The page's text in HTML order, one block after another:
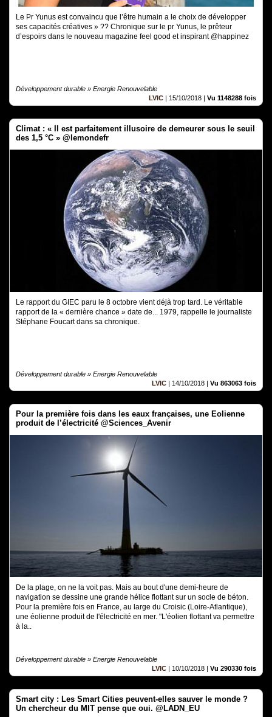
Le Pr Yunus est convaincu que l’être humain a le choix de développer
ses capacités créatives » ?? Chronique sur le pr Yunus, le prêteur
d’espoirs dans le nouveau magazine feel good et inspirant @happinez
Développement durable » Energie Renouvelable
LVIC | 15/10/2018 | Vu 1148288 fois
Climat : « Il est parfaitement illusoire de demeurer sous le seuil
des 1,5 °C » @lemondefr
Le rapport du GIEC paru le 8 octobre vient déjà trop tard. Le véritable
rapport de la « dernière chance » date de... 1979, rappelle le journaliste
Stéphane Foucart dans sa chronique.
Développement durable » Energie Renouvelable
LVIC | 14/10/2018 | Vu 863063 fois
Pour la première fois dans les eaux françaises, une Eolienne
produit de l’électricité @Sciences_Avenir
De la plage, on ne la voit pas. Mais au bout d'une demi-heure de
navigation se dessine une grande hélice flottant sur un socle de béton.
Pour la première fois en France, au large du Croisic (Loire-Atlantique),
une éolienne produit de l'électricité en mer. "L'éolien flottant va permettre
à la..
Développement durable » Energie Renouvelable
LVIC | 10/10/2018 | Vu 290330 fois
Smart city : Les Smart Cities peuvent-elles sauver le monde ?
Un chercheur du MIT pense que oui. @LADN_EU